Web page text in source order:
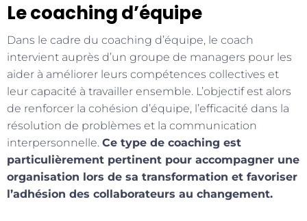
Le coaching d’équipe
Dans le cadre du coaching d’équipe, le coach
intervient auprès d’un groupe de managers pour les
aider à améliorer leurs compétences collectives et
leur capacité à travailler ensemble. L’objectif est alors
de renforcer la cohésion d’équipe, l’efficacité dans la
résolution de problèmes et la communication
interpersonnelle. Ce type de coaching est
particulièrement pertinent pour accompagner une
organisation lors de sa transformation et favoriser
l’adhésion des collaborateurs au changement.